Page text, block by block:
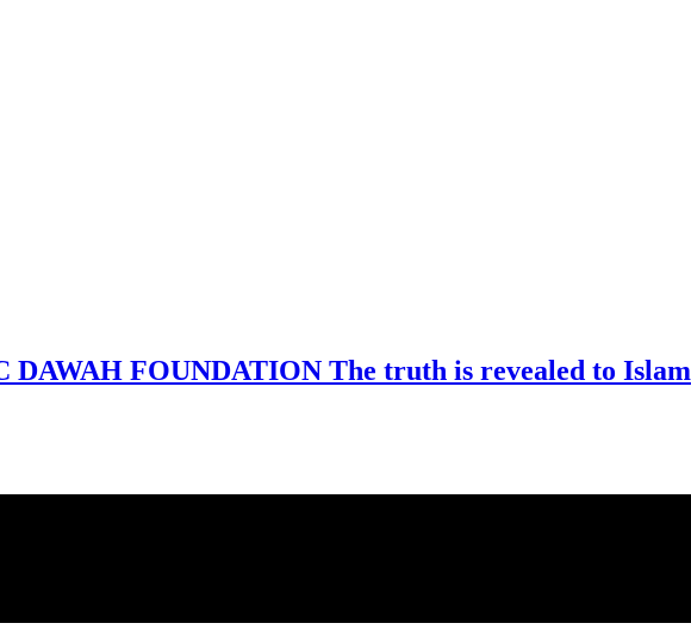
DAWAH FOUNDATION The truth is revealed to Islam